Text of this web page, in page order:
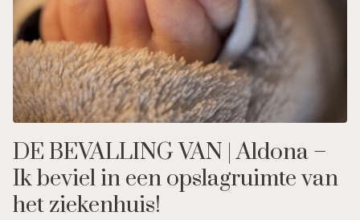
DE BEVALLING VAN | Aldona –
Ik beviel in een opslagruimte van
het ziekenhuis!